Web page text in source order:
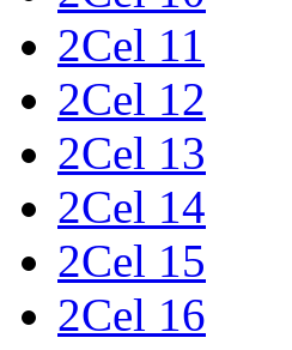
2Cel 11
2Cel 12
2Cel 13
2Cel 14
2Cel 15
2Cel 16